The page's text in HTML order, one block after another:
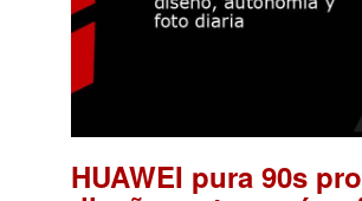
HUAWEI pura 90s